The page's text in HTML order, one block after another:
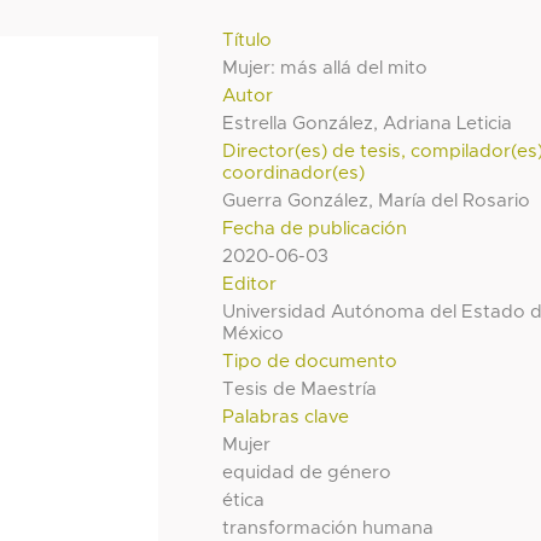
Título
Mujer: más allá del mito
Autor
Estrella González, Adriana Leticia
Director(es) de tesis,
coordinador(es)
Guerra González, María del Rosario
Fecha de publicación
2020-06-03
Editor
Universidad Autónoma del Estado
México
Tipo de documento
Tesis de Maestría
Palabras clave
Mujer
equidad de género
ética
transformación humana